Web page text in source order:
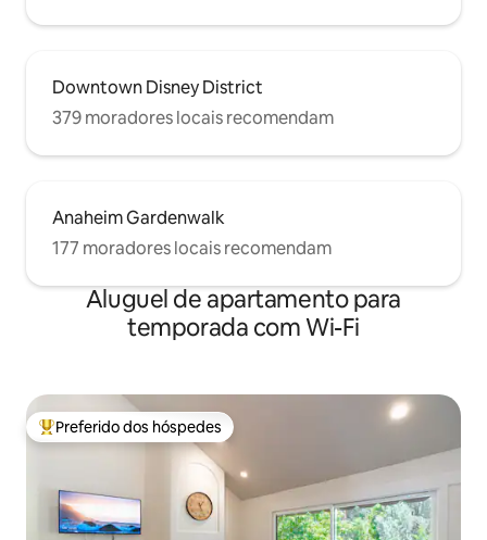
Downtown Disney District
379 moradores locais recomendam
Anaheim Gardenwalk
177 moradores locais recomendam
Aluguel de apartamento para
temporada com Wi-Fi
Entre os melhores preferidos dos hóspedes
Preferido dos hóspedes